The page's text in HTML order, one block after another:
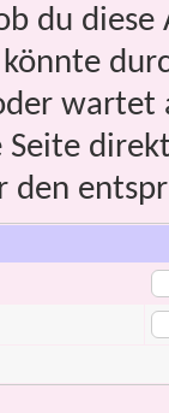
du
wartet
Seite
den